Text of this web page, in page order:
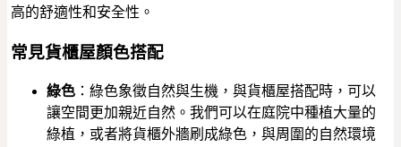
高的舒適性和安全性。
常見貨櫃屋顏色搭配
綠色 ：綠色象徵自然與生機，與貨櫃屋搭配時，可以
讓空間更加親近自然。我們可以在庭院中種植大量的
綠植，或者將貨櫃外牆刷成綠色，與周圍的自然環境